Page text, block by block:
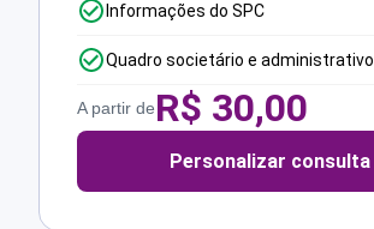
Informações do SPC
Quadro societário e administrativo
A partir deR$ 30,00
Personalizar consulta